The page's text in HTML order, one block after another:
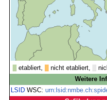
etabliert, nicht etabliert,
Weitere
LSID WSC: